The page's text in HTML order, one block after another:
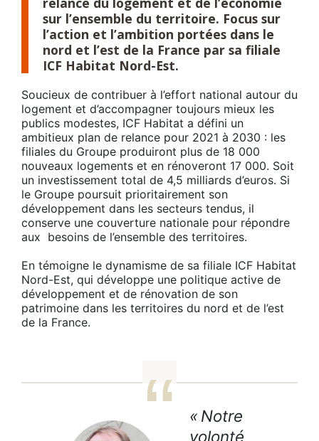
sur l’ensemble du territoire. Focus sur
l’action et l’ambition portées dans le
nord et l’est de la France par sa filiale
ICF Habitat Nord-Est.
Soucieux de contribuer à l’effort national autour du
logement et d’accompagner toujours mieux les
publics modestes, ICF Habitat a défini un
ambitieux plan de relance pour 2021 à 2030 : les
filiales du Groupe produiront plus de 18 000
nouveaux logements et en rénoveront 17 000. Soit
un investissement total de 4,5 milliards d’euros. Si
le Groupe poursuit prioritairement son
développement dans les secteurs tendus, il
conserve une couverture nationale pour répondre
aux besoins de l’ensemble des territoires.
En témoigne le dynamisme de sa filiale ICF Habitat
Nord-Est, qui développe une politique active de
développement et de rénovation de son
patrimoine dans les territoires du nord et de l’est
de la France.
« Notre
volonté